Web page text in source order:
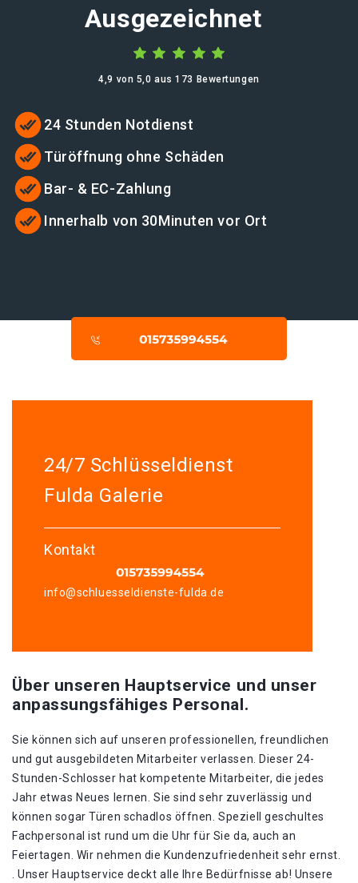
Ausgezeichnet
4,9 von 5,0 aus 173 Bewertungen
24 Stunden Notdienst
Türöffnung ohne Schäden
Bar- & EC-Zahlung
Innerhalb von 30Minuten vor Ort
24/7 Schlüsseldienst
Fulda Galerie
Kontakt
info@schluesseldienste-fulda.de
Über unseren Hauptservice und unser
anpassungsfähiges Personal.
Sie können sich auf unseren professionellen, freundlichen
und gut ausgebildeten Mitarbeiter verlassen. Dieser 24-
Stunden-Schlosser hat kompetente Mitarbeiter, die jedes
Jahr etwas Neues lernen. Sie sind sehr zuverlässig und
können sogar Türen schadlos öffnen. Speziell geschultes
Fachpersonal ist rund um die Uhr für Sie da, auch an
Feiertagen. Wir nehmen die Kundenzufriedenheit sehr ernst.
. Unser Hauptservice deckt alle Ihre Bedürfnisse ab! Unsere